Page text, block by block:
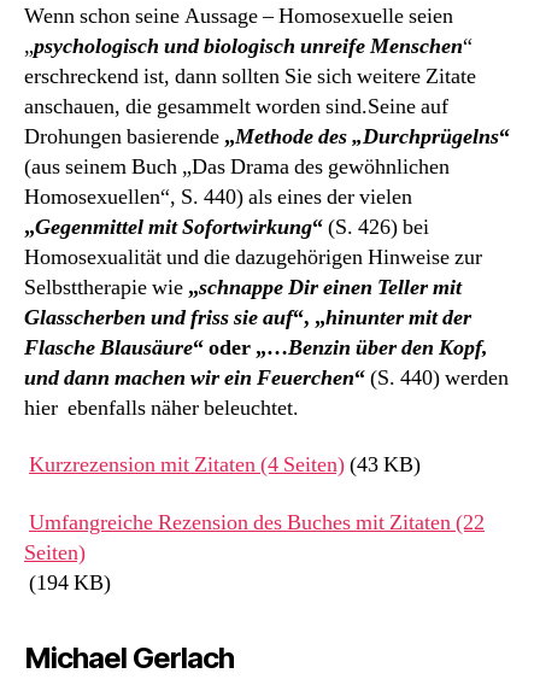
Wenn schon seine Aussage – Homosexuelle seien
„psychologisch und biologisch unreife Menschen“
erschreckend ist, dann sollten Sie sich weitere Zitate
anschauen, die gesammelt worden sind.Seine auf
Drohungen basierende „Methode des „Durchprügelns“
(aus seinem Buch „Das Drama des gewöhnlichen
Homosexuellen“, S. 440) als eines der vielen
„Gegenmittel mit Sofortwirkung“(S. 426) bei
Homosexualität und die dazugehörigen Hinweise zur
Selbsttherapie wie „schnappe Dir einen Teller mit
Glasscherben und friss sie auf“, „hinunter mit der
Flasche Blausäure“ oder „…Benzin über den Kopf,
und dann machen wir ein Feuerchen“(S. 440) werden
hier ebenfalls näher beleuchtet.
Kurzrezension mit Zitaten (4 Seiten)(43 KB)
Umfangreiche Rezension des Buches mit Zitaten (22
Seiten)
(194 KB)
Michael Gerlach